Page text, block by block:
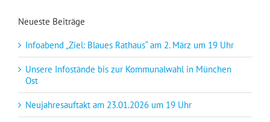
Neueste Beiträge
Infoabend „Ziel: Blaues Rathaus“ am 2. März um 19 Uhr
Unsere Infostände bis zur Kommunalwahl in München
Ost
Neujahresauftakt am 23.01.2026 um 19 Uhr